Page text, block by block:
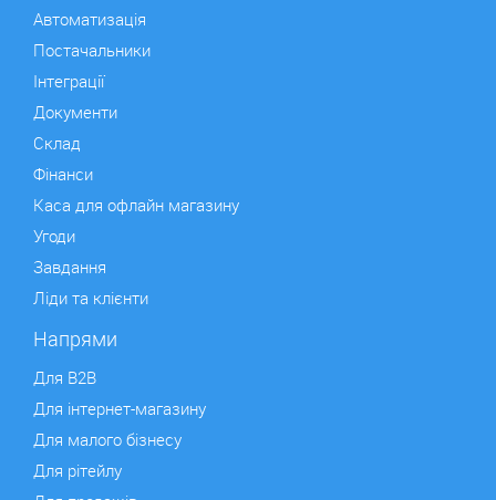
Автоматизація
Постачальники
Інтеграції
Документи
Склад
Фінанси
Каса для офлайн магазину
Угоди
Завдання
Ліди та клієнти
Напрями
Для B2B
Для інтернет-магазину
Для малого бізнесу
Для рітейлу